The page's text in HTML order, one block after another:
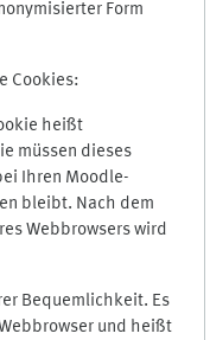
Form
Cookies:
heißt
müssen dieses
Ihren Moodle-
bleibt. Nach dem
Webbrowsers wird
Bequemlichkeit. Es
und heißt